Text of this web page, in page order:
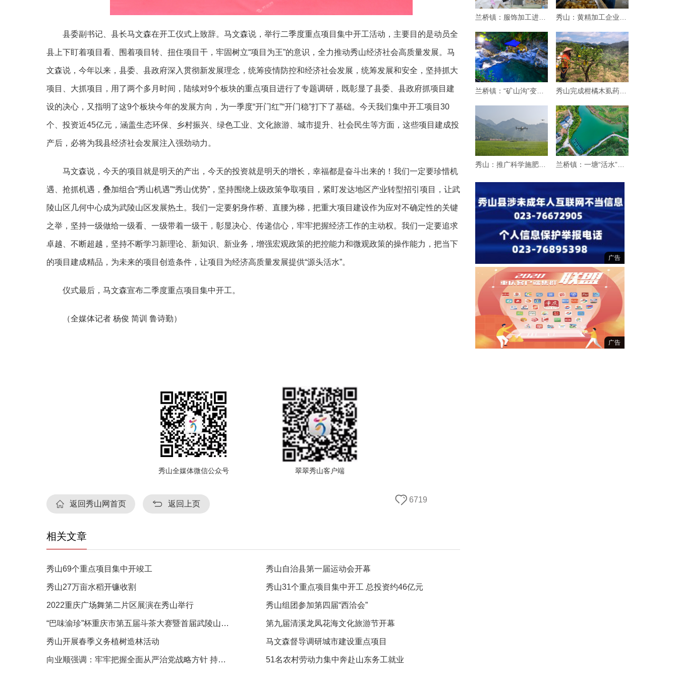
县委副书记、县长马文森在开工仪式上致辞。马文森说，举行二季度重点项目集中开工活动，主要目的是动员全
县上下盯着项目看、围着项目转、扭住项目干，牢固树立“项目为王”的意识，全力推动秀山经济社会高质量发展。马
文森说，今年以来，县委、县政府深入贯彻新发展理念，统筹疫情防控和经济社会发展，统筹发展和安全，坚持抓大
项目、大抓项目，用了两个多月时间，陆续对9个板块的重点项目进行了专题调研，既彰显了县委、县政府抓项目建
设的决心，又指明了这9个板块今年的发展方向，为一季度“开门红”“开门稳”打下了基础。今天我们集中开工项目30
个、投资近45亿元，涵盖生态环保、乡村振兴、绿色工业、文化旅游、城市提升、社会民生等方面，这些项目建成投
产后，必将为我县经济社会发展注入强劲动力。
马文森说，今天的项目就是明天的产出，今天的投资就是明天的增长，幸福都是奋斗出来的！我们一定要珍惜机
遇、抢抓机遇，叠加组合“秀山机遇”“秀山优势”，坚持围绕上级政策争取项目，紧盯发达地区产业转型招引项目，让武
陵山区几何中心成为武陵山区发展热土。我们一定要躬身作桥、直腰为梯，把重大项目建设作为应对不确定性的关键
之举，坚持一级做给一级看、一级带着一级干，彰显决心、传递信心，牢牢把握经济工作的主动权。我们一定要追求
卓越、不断超越，坚持不断学习新理论、新知识、新业务，增强宏观政策的把控能力和微观政策的操作能力，把当下
的项目建成精品，为未来的项目创造条件，让项目为经济高质量发展提供“源头活水”。
仪式最后，马文森宣布二季度重点项目集中开工。
（全媒体记者 杨俊 简训 鲁诗勤）
秀山全媒体微信公众号 翠翠秀山客户端
返回秀山网首页 返回上页 6719
相关文章
秀山69个重点项目集中开竣工 秀山自治县第一届运动会开幕
秀山27万亩水稻开镰收割 秀山31个重点项目集中开工 总投资约46亿元
2022重庆广场舞第二片区展演在秀山举行 秀山组团参加第四届“西洽会”
“巴味渝珍”杯重庆市第五届斗茶大赛暨首届武陵山茶文化节举行 第九届清溪龙凤花海文化旅游节开幕
秀山开展春季义务植树造林活动 马文森督导调研城市建设重点项目
向业顺强调：牢牢把握全面从严治党战略方针 持续打好党风廉政建设和反腐败斗争攻坚战持久战 51名农村劳动力集中奔赴山东务工就业
广告
广告